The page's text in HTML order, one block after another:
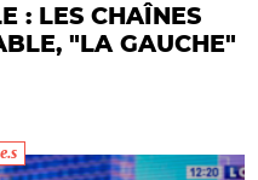
: LES CHAÎNES
"LA GAUCHE"